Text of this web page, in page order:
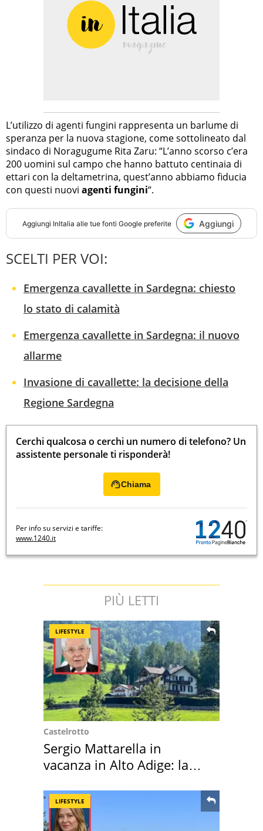
L’utilizzo di agenti fungini rappresenta un barlume di
speranza per la nuova stagione, come sottolineato dal
sindaco di Noragugume Rita Zaru: “L’anno scorso c’era
200 uomini sul campo che hanno battuto centinaia di
ettari con la deltametrina, quest’anno abbiamo fiducia
con questi nuovi agenti fungini“.
Aggiungi InItalia alle tue fonti Google preferite Aggiungi
SCELTI PER VOI:
Emergenza cavallette in Sardegna: chiesto
lo stato di calamità
Emergenza cavallette in Sardegna: il nuovo
allarme
Invasione di cavallette: la decisione della
Regione Sardegna
Cerchi qualcosa o cerchi un numero di telefono? Un
assistente personale ti risponderà!
Chiama
Per info su servizi e tariffe:
www.1240.it
PIÙ LETTI
LIFESTYLE
Castelrotto
Sergio Mattarella in
vacanza in Alto Adige: la
LIFESTYLE